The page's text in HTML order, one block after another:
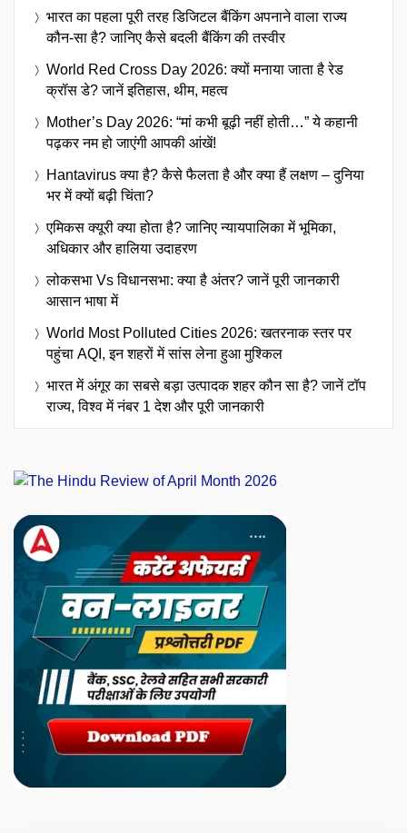
भारत का पहला पूरी तरह डिजिटल बैंकिंग अपनाने वाला राज्य
कौन-सा है? जानिए कैसे बदली बैंकिंग की तस्वीर
World Red Cross Day 2026: क्यों मनाया जाता है रेड
क्रॉस डे? जानें इतिहास, थीम, महत्व
Mother’s Day 2026: “मां कभी बूढ़ी नहीं होती…” ये कहानी
पढ़कर नम हो जाएंगी आपकी आंखें!
Hantavirus क्या है? कैसे फैलता है और क्या हैं लक्षण – दुनिया
भर में क्यों बढ़ी चिंता?
एमिकस क्यूरी क्या होता है? जानिए न्यायपालिका में भूमिका,
अधिकार और हालिया उदाहरण
लोकसभा Vs विधानसभा: क्या है अंतर? जानें पूरी जानकारी
आसान भाषा में
World Most Polluted Cities 2026: खतरनाक स्तर पर
पहुंचा AQI, इन शहरों में सांस लेना हुआ मुश्किल
भारत में अंगूर का सबसे बड़ा उत्पादक शहर कौन सा है? जानें टॉप
राज्य, विश्व में नंबर 1 देश और पूरी जानकारी